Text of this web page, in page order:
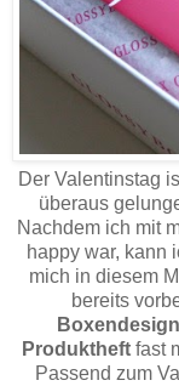
Der Valentinstag
überaus
Nachdem ich mit
happy war, kann
mich in diesem
bereits
Boxendesign
Produktheft fast
Passend zum